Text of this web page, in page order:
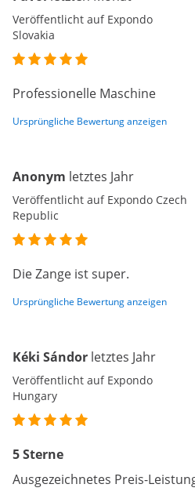
Veröffentlicht auf Expondo
Slovakia
Professionelle Maschine
Ursprüngliche Bewertung anzeigen
Anonym letztes Jahr
Veröffentlicht auf Expondo Czech
Republic
Die Zange ist super.
Ursprüngliche Bewertung anzeigen
Kéki Sándor letztes Jahr
Veröffentlicht auf Expondo
Hungary
5 Sterne
Ausgezeichnetes Preis-